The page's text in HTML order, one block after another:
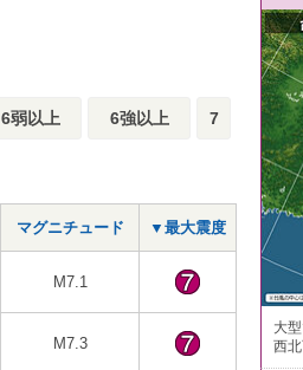
6弱以上 6強以上 7
マグニチュード ▼最大震度
M7.1
M7.3
大
西